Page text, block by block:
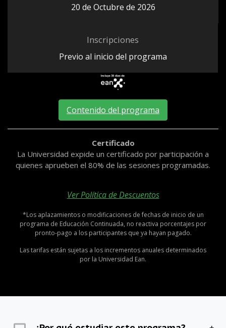
20 de Octubre de 2026
Inscripciones
Previo al inicio del programa
Contenido del programa
Certificado
La Universidad expide un certificado por participación a
quienes aprueben el 80% de las sesiones programadas.
Ver Política de Descuentos
*Los aplazamientos o modificaciones de fechas de inicio de un
programa de Educación Continuada, no reactiva porcentajes por
pronto-pago a los participantes que ya hayan pagado.
Las tarifas están sujetas a los incrementos anuales determinados
por la Universidad Ean.